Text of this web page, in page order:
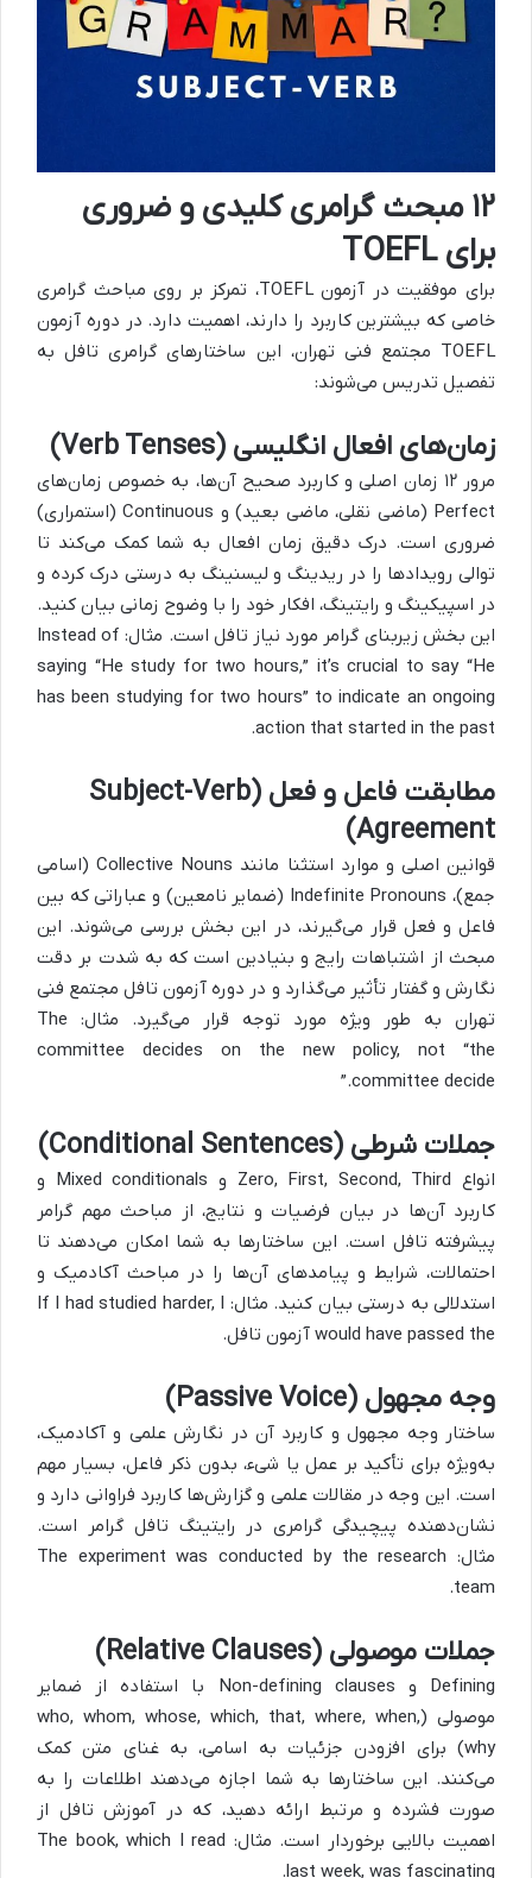
۱۲ مبحث گرامری کلیدی و ضروری
برای TOEFL
برای موفقیت در آزمون TOEFL، تمرکز بر روی مباحث گرامری
خاصی که بیشترین کاربرد را دارند، اهمیت دارد. در دوره آزمون
TOEFL مجتمع فنی تهران، این ساختارهای گرامری تافل به
تفصیل تدریس می‌شوند:
زمان‌های افعال انگلیسی (Verb Tenses)
مرور ۱۲ زمان اصلی و کاربرد صحیح آن‌ها، به خصوص زمان‌های
Perfect (ماضی نقلی، ماضی بعید) و Continuous (استمراری)
ضروری است. درک دقیق زمان افعال به شما کمک می‌کند تا
توالی رویدادها را در ریدینگ و لیسنینگ به درستی درک کرده و
در اسپیکینگ و رایتینگ، افکار خود را با وضوح زمانی بیان کنید.
این بخش زیربنای گرامر مورد نیاز تافل است. مثال: Instead of
saying “He study for two hours,” it’s crucial to say “He
has been studying for two hours” to indicate an ongoing
action that started in the past.
مطابقت فاعل و فعل (Subject-Verb
Agreement)
قوانین اصلی و موارد استثنا مانند Collective Nouns (اسامی
جمع)، Indefinite Pronouns (ضمایر نامعین) و عباراتی که بین
فاعل و فعل قرار می‌گیرند، در این بخش بررسی می‌شوند. این
مبحث از اشتباهات رایج و بنیادین است که به شدت بر دقت
نگارش و گفتار تأثیر می‌گذارد و در دوره آزمون تافل مجتمع فنی
تهران به طور ویژه مورد توجه قرار می‌گیرد. مثال: The
committee decides on the new policy, not “the
committee decide.”
جملات شرطی (Conditional Sentences)
انواع Zero, First, Second, Third و Mixed conditionals و
کاربرد آن‌ها در بیان فرضیات و نتایج، از مباحث مهم گرامر
پیشرفته تافل است. این ساختارها به شما امکان می‌دهند تا
احتمالات، شرایط و پیامدهای آن‌ها را در مباحث آکادمیک و
استدلالی به درستی بیان کنید. مثال: If I had studied harder, I
would have passed the آزمون تافل.
وجه مجهول (Passive Voice)
ساختار وجه مجهول و کاربرد آن در نگارش علمی و آکادمیک،
به‌ویژه برای تأکید بر عمل یا شیء، بدون ذکر فاعل، بسیار مهم
است. این وجه در مقالات علمی و گزارش‌ها کاربرد فراوانی دارد و
نشان‌دهنده پیچیدگی گرامری در رایتینگ تافل گرامر است.
مثال: The experiment was conducted by the research
team.
جملات موصولی (Relative Clauses)
Defining و Non-defining clauses با استفاده از ضمایر
موصولی (who, whom, whose, which, that, where, when,
why) برای افزودن جزئیات به اسامی، به غنای متن کمک
می‌کنند. این ساختارها به شما اجازه می‌دهند اطلاعات را به
صورت فشرده و مرتبط ارائه دهید، که در آموزش تافل از
اهمیت بالایی برخوردار است. مثال: The book, which I read
last week, was fascinating.